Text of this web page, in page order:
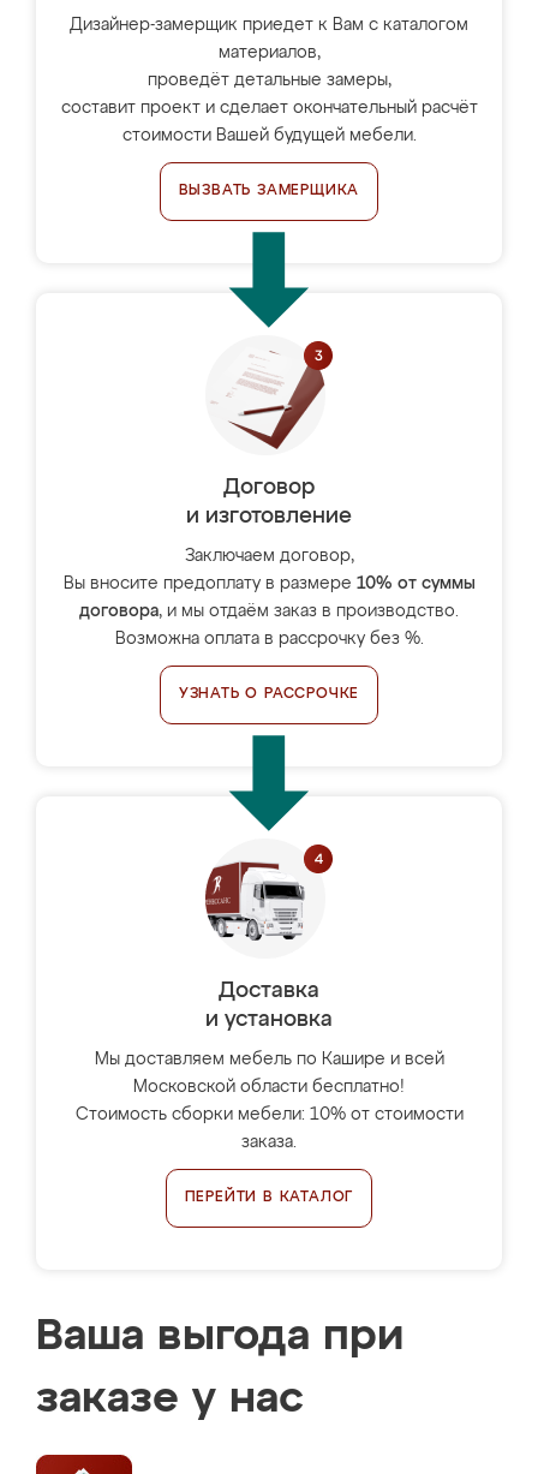
Дизайнер-замерщик приедет к Вам с каталогом
материалов,
проведёт детальные замеры,
составит проект и сделает окончательный расчёт
стоимости Вашей будущей мебели.
ВЫЗВАТЬ ЗАМЕРЩИКА
Договор
и изготовление
Заключаем договор,
Вы вносите предоплату в размере 10% от суммы
договора, и мы отдаём заказ в производство.
Возможна оплата в рассрочку без %.
УЗНАТЬ О РАССРОЧКЕ
Доставка
и установка
Мы доставляем мебель по Кашире и всей
Московской области бесплатно!
Стоимость сборки мебели: 10% от стоимости
заказа.
ПЕРЕЙТИ В КАТАЛОГ
Ваша выгода при
заказе у нас